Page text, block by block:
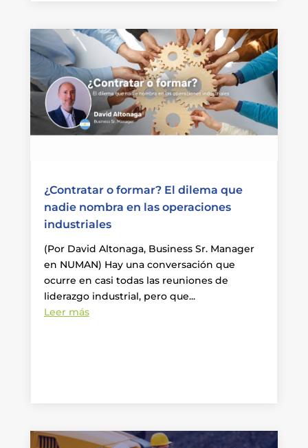
¿Contratar o formar? El dilema que
nadie nombra en las operaciones
industriales
(Por David Altonaga, Business Sr. Manager
en NUMAN) Hay una conversación que
ocurre en casi todas las reuniones de
liderazgo industrial, pero que...
Leer más